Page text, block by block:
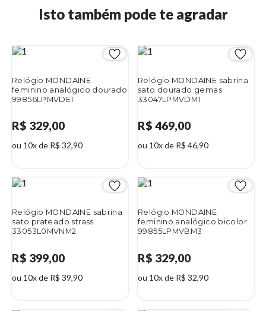
Isto também pode te agradar
Relógio MONDAINE
feminino analógico dourado
99856LPMVDE1
R$ 329,00
ou 10x de R$ 32,90
Relógio MONDAINE sabrina
sato dourado gemas
33047LPMVDM1
R$ 469,00
ou 10x de R$ 46,90
Relógio MONDAINE sabrina
sato prateado strass
33053L0MVNM2
R$ 399,00
ou 10x de R$ 39,90
Relógio MONDAINE
feminino analógico bicolor
99855LPMVBM3
R$ 329,00
ou 10x de R$ 32,90